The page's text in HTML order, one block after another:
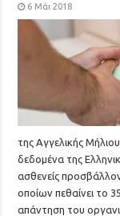
6 Μάι 2018
της Αγγελικής
δεδομένα της
ασθενείς
οποίων πεθαίνει το
απάντηση του